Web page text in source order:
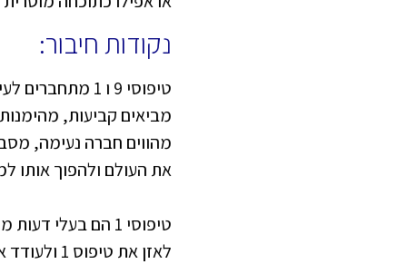
נקודות חיבור:
טיפוסי 9 ו 1
מביאים קביעות,
מהווים חברה נעימה,
את העולם ולהפוך אותו
לאזן את טיפוס 1 ולעודד אותו לפתח דפוסי חשיבה יצירתיים יותר.